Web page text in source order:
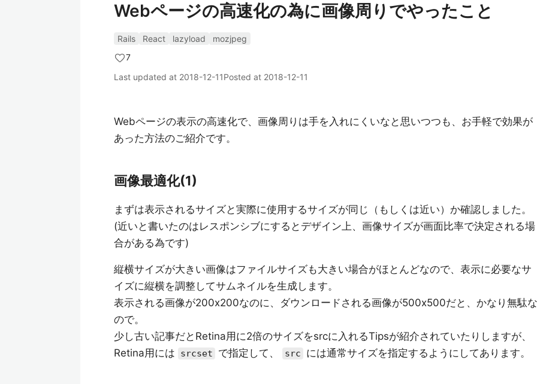
Webページの高速化の為に画像周りでやったこと
Rails React lazyload
mozjpeg
7
Last updated at 2018-12-11Posted at 2018-12-11
Webページの表示の高速化で、画像周りは手を入れにくいなと思いつつも、お手軽で効果が
あった方法のご紹介です。
画像最適化(1)
まずは表示されるサイズと実際に使用するサイズが同じ（もしくは近い）か確認しました。
(近いと書いたのはレスポンシブにするとデザイン上、画像サイズが画面比率で決定される場
合がある為です)
縦横サイズが大きい画像はファイルサイズも大きい場合がほとんどなので、表示に必要なサ
イズに縦横を調整してサムネイルを生成します。
表示される画像が200x200なのに、ダウンロードされる画像が500x500だと、かなり無駄な
ので。
少し古い記事だとRetina用に2倍のサイズをsrcに入れるTipsが紹介されていたりしますが、
Retina用には
srcset で指定して、 src には通常サイズを指定するようにしてあります。